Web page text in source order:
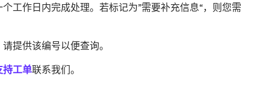
工作日内完成处理。若标记为”需要补充信息“，则您需
提供该编号以便查询。
持工单联系我们。